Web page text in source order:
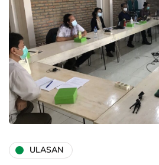
ULASAN